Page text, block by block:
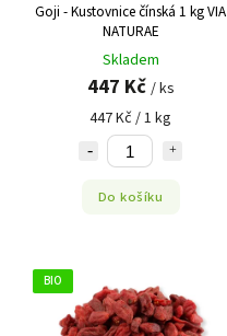
Goji - Kustovnice čínská 1 kg VIA
NATURAE
Skladem
447 Kč / ks
447 Kč / 1 kg
Do košíku
BIO